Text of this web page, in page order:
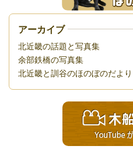
アーカイブ
北近畿の話題と写真集
余部鉄橋の写真集
北近畿と訓谷のほのぼのだより